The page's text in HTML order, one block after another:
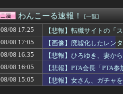
道路に飛び出してきた子供を避けたら
【動画】パチンコ店の女店員さん、パ
【悲報】ヒコロヒー コンビニで割引
蓮舫議員「蓮舫だから叩いていい、と
【ウマ娘】レース後半のこの動き、ス
開示請求が届いた…
ホームレスの数、20年ちょいで90％減
『The Duskbloods』ネットワークテス
文字が全ての鍵を握る、シン・テキス
わんこーる速報！ [一覧]
08/08 17:25
【悲報】転職サイトの「
08/08 17:05
【画像】廃墟化したレン
08/08 16:35
【悲報】ひろゆき、妻か
08/08 16:05
【悲報】PTA会長「PTA
08/08 15:05
【悲報】女さん、ガチャ